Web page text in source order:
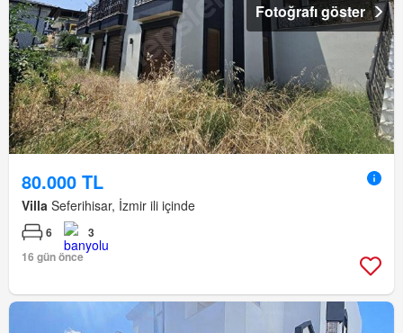
Fotoğrafı göster
80.000 TL
Villa Seferihisar, İzmir ili içinde
6
3
16 gün önce